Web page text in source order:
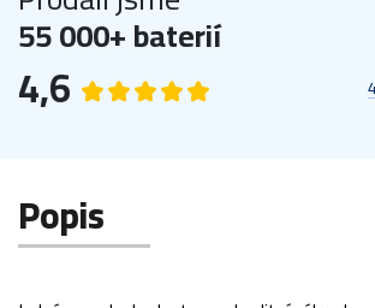
55 000+ baterií
4,6
Popis